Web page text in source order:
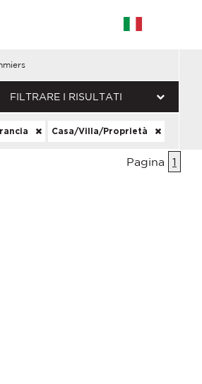
FILTRARE I RISULTATI
Casa/Villa/Proprietà
Pagina 1